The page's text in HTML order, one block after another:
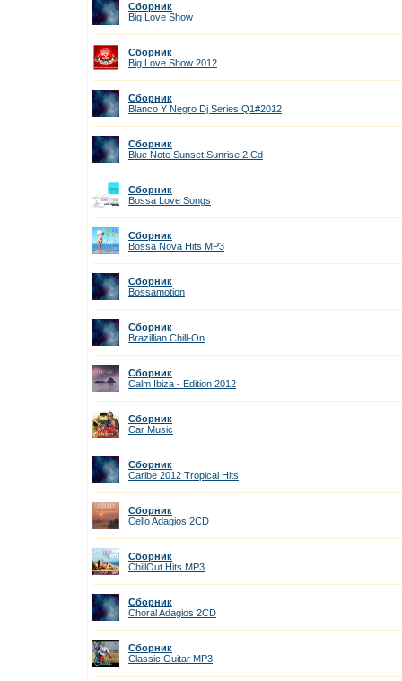
Сборник
Big Love Show
Сборник
Big Love Show 2012
Сборник
Blanco Y Negro Dj Series Q1#2012
Сборник
Blue Note Sunset Sunrise 2 Cd
Сборник
Bossa Love Songs
Сборник
Bossa Nova Hits MP3
Сборник
Bossamotion
Сборник
Brazillian Chill-On
Сборник
Calm Ibiza - Edition 2012
Сборник
Car Music
Сборник
Caribe 2012 Tropical Hits
Сборник
Cello Adagios 2CD
Сборник
ChillOut Hits MP3
Сборник
Choral Adagios 2CD
Сборник
Classic Guitar МР3